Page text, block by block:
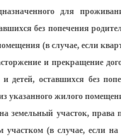
для
без попечения
(в случае, если
и прекращение
детей, оставшихся без
указанного жилого
земельный участок, права
участком (в случае, если